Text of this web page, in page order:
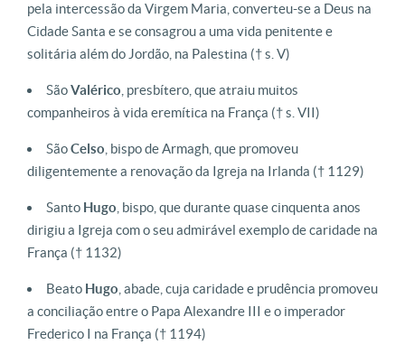
pela intercessão da Virgem Maria, converteu-se a Deus na
Cidade Santa e se consagrou a uma vida penitente e
solitária além do Jordão, na Palestina († s. V)
SãoValérico , presbítero, que atraiu muitos
companheiros à vida eremítica na França († s. VII)
SãoCelso , bispo de Armagh, que promoveu
diligentemente a renovação da Igreja na Irlanda († 1129)
Santo Hugo , bispo, que durante quase cinquenta anos
dirigiu a Igreja com o seu admirável exemplo de caridade na
França († 1132)
Beato Hugo , abade, cuja caridade e prudência promoveu
a conciliação entre o Papa Alexandre III e o imperador
Frederico I na França († 1194)